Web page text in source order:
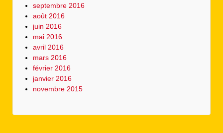
septembre 2016
août 2016
juin 2016
mai 2016
avril 2016
mars 2016
février 2016
janvier 2016
novembre 2015